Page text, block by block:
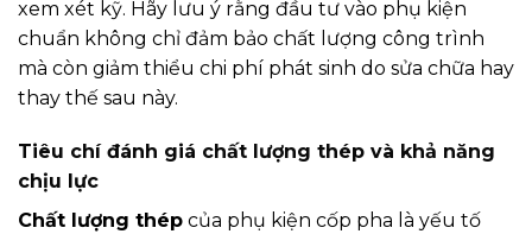
xem xét kỹ. Hãy lưu ý rằng đầu tư vào phụ kiện
chuẩn không chỉ đảm bảo chất lượng công trình
mà còn giảm thiểu chi phí phát sinh do sửa chữa hay
thay thế sau này.
Tiêu chí đánh giá chất lượng thép và khả năng
chịu lực
Chất lượng thép của phụ kiện cốp pha là yếu tố